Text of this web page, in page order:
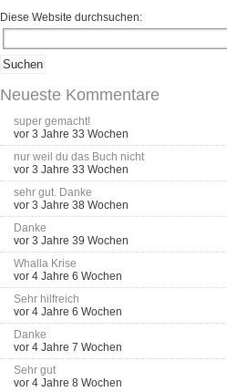
Diese Website durchsuchen:
Neueste Kommentare
super gemacht!
vor 3 Jahre 33 Wochen
nur weil du das Buch nicht
vor 3 Jahre 33 Wochen
sehr gut. Danke
vor 3 Jahre 38 Wochen
Danke
vor 3 Jahre 39 Wochen
Whalla Krise
vor 4 Jahre 6 Wochen
Sehr hilfreich
vor 4 Jahre 6 Wochen
Danke
vor 4 Jahre 7 Wochen
Sehr gut
vor 4 Jahre 8 Wochen